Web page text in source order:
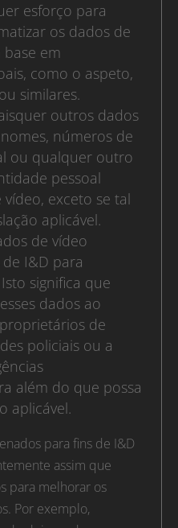
esforço para
os dados de
em
como o aspeto,
similares.
outros dados
números de
ou qualquer outro
pessoal
exceto se tal
aplicável.
de vídeo
I&D para
significa que
dados ao
de
policiais ou a
além do que possa
aplicável.
para fins de I&D
assim que
para melhorar os
Por exemplo,